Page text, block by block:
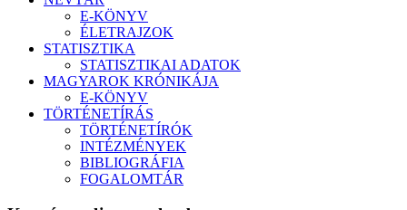
E-KÖNYV
ÉLETRAJZOK
STATISZTIKA
STATISZTIKAI ADATOK
MAGYAROK KRÓNIKÁJA
E-KÖNYV
TÖRTÉNETÍRÁS
TÖRTÉNETÍRÓK
INTÉZMÉNYEK
BIBLIOGRÁFIA
FOGALOMTÁR